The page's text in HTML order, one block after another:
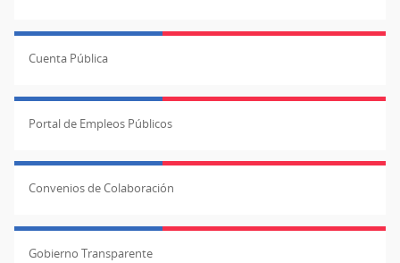
Cuenta Pública
Portal de Empleos Públicos
Convenios de Colaboración
Gobierno Transparente